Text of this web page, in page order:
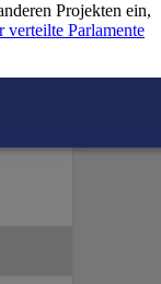
Projekten ein,
verteilte Parlamente